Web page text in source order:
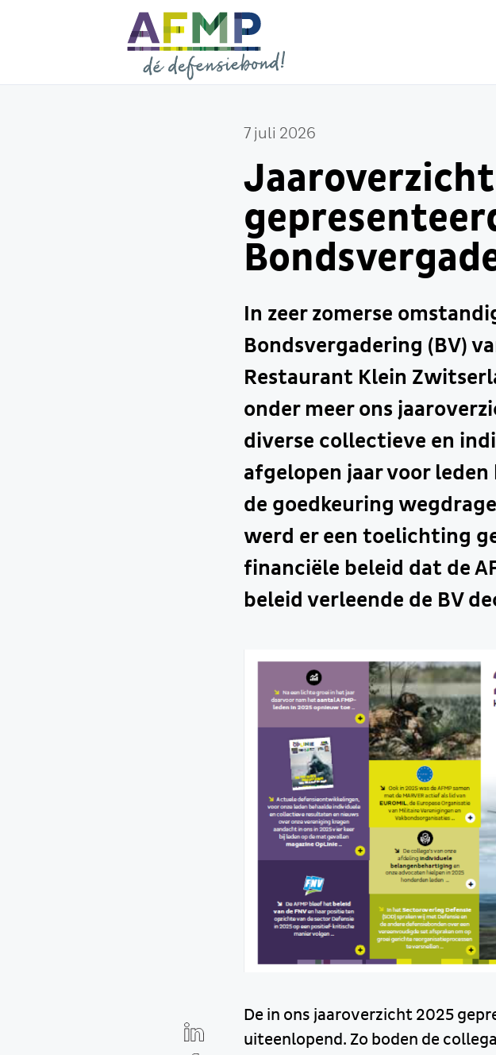
7 juli 2026
In zeer zomerse
Bondsvergadering (BV)
Restaurant Klein
onder meer ons
diverse collectieve en
afgelopen jaar voor
de goedkeuring
werd er een toelichting
financiële beleid dat de
beleid verleende de BV
De in ons jaaroverzicht 2025
uiteenlopend. Zo boden de